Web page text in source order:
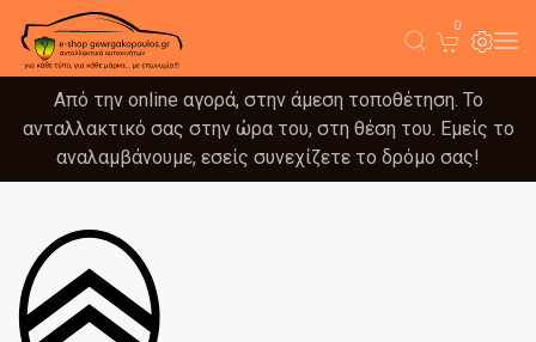
0
Από την online αγορά, στην άμεση τοποθέτηση. Το
ανταλλακτικό σας στην ώρα του, στη θέση του. Εμείς το
αναλαμβάνουμε, εσείς συνεχίζετε το δρόμο σας!